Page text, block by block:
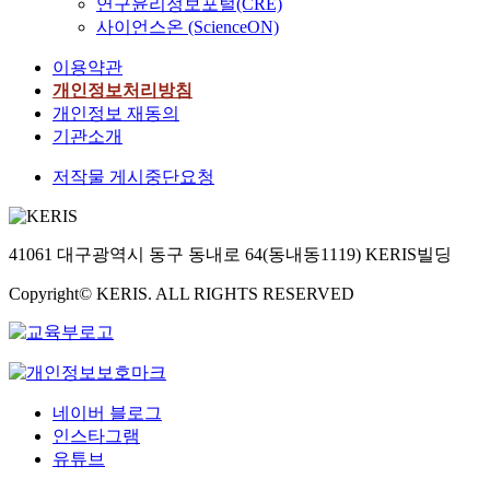
연구윤리정보포털(CRE)
사이언스온 (ScienceON)
이용약관
개인정보처리방침
개인정보 재동의
기관소개
저작물 게시중단요청
41061 대구광역시 동구 동내로 64(동내동1119) KERIS빌딩
Copyright© KERIS. ALL RIGHTS RESERVED
네이버 블로그
인스타그램
유튜브